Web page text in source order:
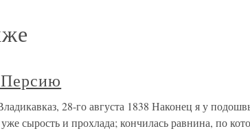
28-го августа 1838 Наконец я у
сырость и прохлада; кончилась равнина, по